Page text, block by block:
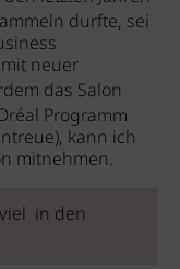
durfte, sei
neuer
das Salon
Programm
kann ich
mitnehmen.
in den